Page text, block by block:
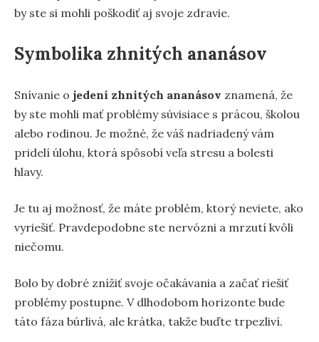
by ste si mohli poškodiť aj svoje zdravie.
Symbolika zhnitých ananásov
Snívanie o jedení zhnitých ananásov znamená, že
by ste mohli mať problémy súvisiace s prácou, školou
alebo rodinou. Je možné, že váš nadriadený vám
pridelí úlohu, ktorá spôsobí veľa stresu a bolesti
hlavy.
Je tu aj možnosť, že máte problém, ktorý neviete, ako
vyriešiť. Pravdepodobne ste nervózni a mrzutí kvôli
niečomu.
Bolo by dobré znížiť svoje očakávania a začať riešiť
problémy postupne. V dlhodobom horizonte bude
táto fáza búrlivá, ale krátka, takže buďte trpezliví.